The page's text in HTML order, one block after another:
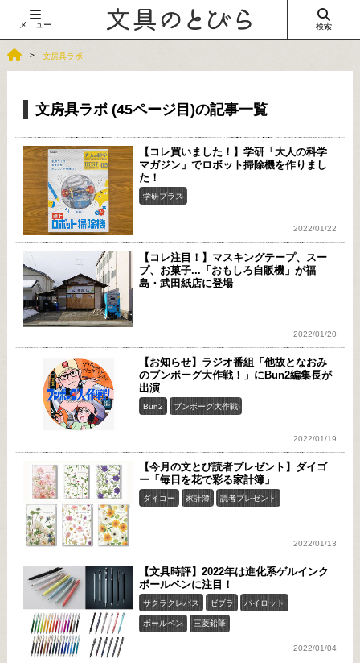
メニュー 検索
文房具ラボ
文房具ラボ (45ページ目)の記事一覧
【コレ買いました！】学研「大人の科学
マガジン」でロボット掃除機を作りまし
た！
学研プラス
2022/01/22
【コレ注目！】マスキングテープ、スー
プ、お菓子...「おもしろ自販機」が福
島・武田紙店に登場
2022/01/20
【お知らせ】ラジオ番組「他故となおみ
のブンボーグ大作戦！」にBun2編集長が
出演
Bun2 ブンボーグ大作戦
2022/01/19
【今月の文とび読者プレゼント】ダイゴ
ー「毎日を花で彩る家計簿」
ダイゴー 家計簿 読者プレゼント
2022/01/13
【文具時評】2022年は進化系ゲルインク
ボールペンに注目！
サクラクレパス ゼブラ パイロット
ボールペン 三菱鉛筆
2022/01/04